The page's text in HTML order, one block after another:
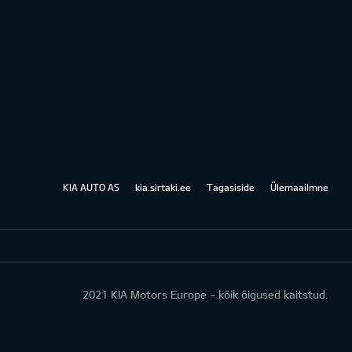
KIA AUTO AS kia.sirtaki.ee Tagasiside Ülemaailmne
2021 KIA Motors Europe - kõik õigused kaitstud.